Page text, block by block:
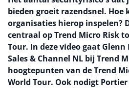
bieden groeit razendsnel. Hoe
organisaties hierop inspelen?
centraal op Trend Micro Risk
Tour. In deze video gaat
Sales & Channel NL bij Trend
hoogtepunten van de Trend
World Tour. Ook nodigt